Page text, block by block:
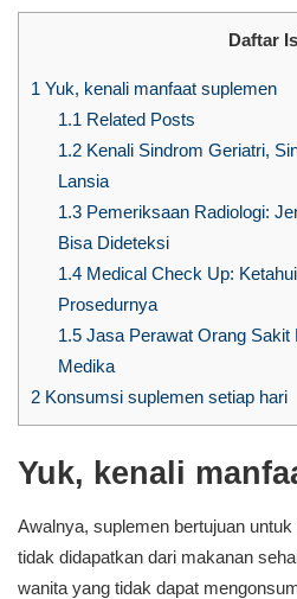
Daftar
1 Yuk, kenali manfaat suplemen
1.1 Related Posts
1.2Kenali Sindrom Geriatri,
Lansia
1.3Pemeriksaan Radiologi:
Bisa Dideteksi
1.4Medical Check Up:
Prosedurnya
1.5Jasa Perawat Orang Sakit
Medika
2 Konsumsi suplemen setiap hari
Yuk, kenali
Awalnya, suplemen bertujuan
tidak didapatkan dari makanan
wanita yang tidak dapat